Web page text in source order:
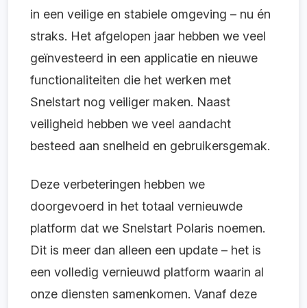
in een veilige en stabiele omgeving – nu én
straks. Het afgelopen jaar hebben we veel
geïnvesteerd in een applicatie en nieuwe
functionaliteiten die het werken met
Snelstart nog veiliger maken. Naast
veiligheid hebben we veel aandacht
besteed aan snelheid en gebruikersgemak.
Deze verbeteringen hebben we
doorgevoerd in het totaal vernieuwde
platform dat we Snelstart Polaris noemen.
Dit is meer dan alleen een update – het is
een volledig vernieuwd platform waarin al
onze diensten samenkomen. Vanaf deze